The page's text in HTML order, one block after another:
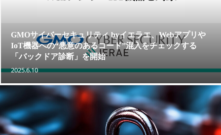
GMOサイバーセキュリティ byイエラエ、Webアプリや
IoT機器への“悪意のあるコード”混入をチェックする
「バックドア診断」を開始
2025.6.10